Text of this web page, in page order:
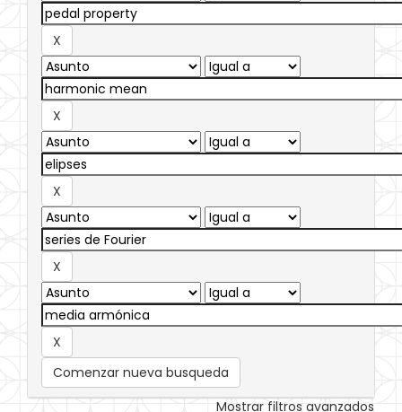
Comenzar nueva busqueda
Mostrar filtros avanzados